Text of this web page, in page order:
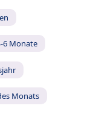
6 Monate
Monats